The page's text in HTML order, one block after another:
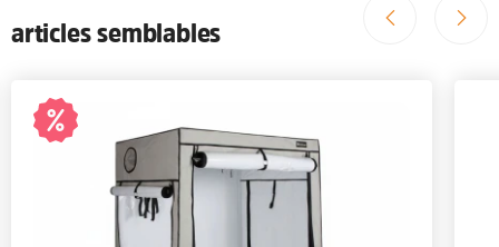
articles semblables